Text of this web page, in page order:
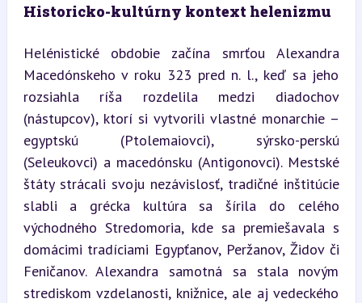
Historicko-kultúrny kontext helenizmu
Helénistické obdobie začína smrťou Alexandra
Macedónskeho v roku 323 pred n. l., keď sa jeho
rozsiahla ríša rozdelila medzi diadochov
(nástupcov), ktorí si vytvorili vlastné monarchie –
egyptskú (Ptolemaiovci), sýrsko-perskú
(Seleukovci) a macedónsku (Antigonovci). Mestské
štáty strácali svoju nezávislosť, tradičné inštitúcie
slabli a grécka kultúra sa šírila do celého
východného Stredomoria, kde sa premiešavala s
domácimi tradíciami Egypťanov, Peržanov, Židov či
Feničanov. Alexandra samotná sa stala novým
strediskom vzdelanosti, knižnice, ale aj vedeckého